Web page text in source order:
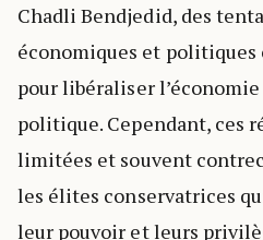
Chadli Bendjedid, des
économiques et
pour libéraliser
politique. Cependant, ces
limitées et souvent
les élites conservatrices
leur pouvoir et leurs